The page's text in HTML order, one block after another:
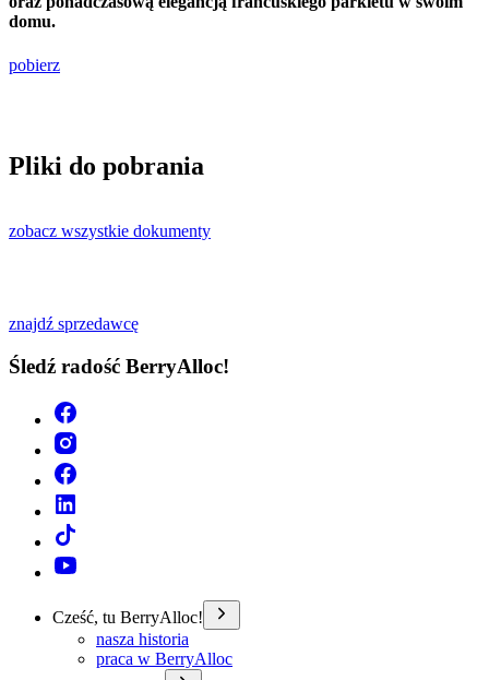
domu.
pobierz
Pliki do pobrania
zobacz wszystkie dokumenty
znajdź sprzedawcę
Śledź radość BerryAlloc!
Cześć, tu BerryAlloc!
nasza historia
praca w BerryAlloc